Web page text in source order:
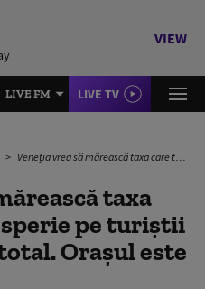
VIEW
LIVE FM LIVE TV
Veneția vrea să mărească taxa care trebuia să-i sperie pe turiștii de o zi: „Un eşec total. Oraşul este încă plin”
taxa
pe turiștii
Oraşul este